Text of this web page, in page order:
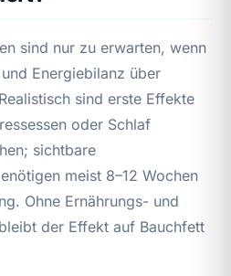
sind nur zu erwarten, wenn
Energiebilanz über
sind erste Effekte
oder Schlaf
sichtbare
meist 8–12 Wochen
Ohne Ernährungs- und
der Effekt auf Bauchfett